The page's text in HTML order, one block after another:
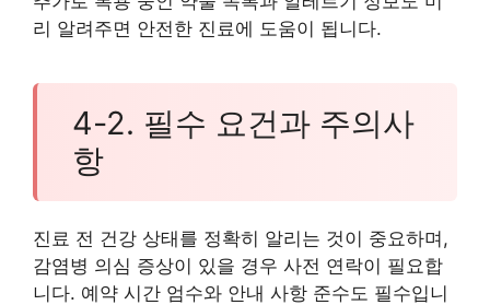
리 알려주면 안전한 진료에 도움이 됩니다.
4-2. 필수 요건과 주의사
항
진료 전 건강 상태를 정확히 알리는 것이 중요하며,
감염병 의심 증상이 있을 경우 사전 연락이 필요합
니다. 예약 시간 엄수와 안내 사항 준수도 필수입니